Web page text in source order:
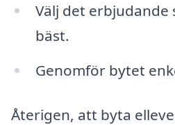
Välj det erbjudande
bäst.
Genomför bytet
Återigen, att byta